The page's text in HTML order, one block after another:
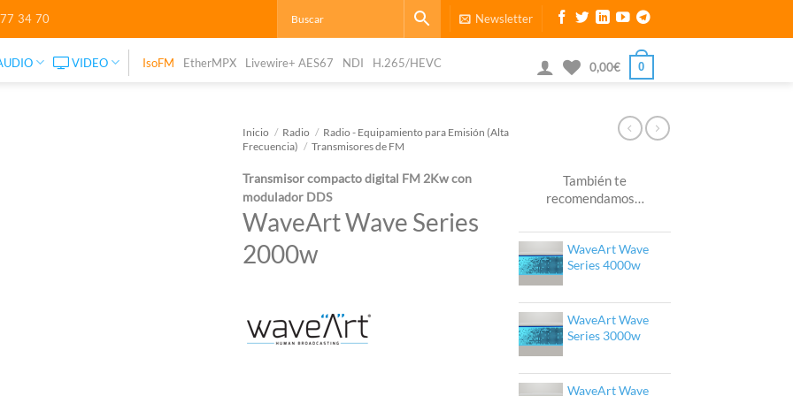
34 70 Newsletter
VIDEO IsoFM EtherMPX Livewire+ AES67 NDI H.265/HEVC 0,00€ 0
Inicio / Radio / Radio - Equipamiento para Emisión (Alta
Frecuencia) / Transmisores de FM
Transmisor compacto digital FM 2Kw con
modulador DDS
WaveArt Wave Series
2000w
También te
recomendamos…
WaveArt Wave
Series 4000w
WaveArt Wave
Series 3000w
WaveArt Wave